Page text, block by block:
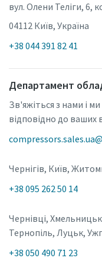
вул. Олени Теліги, 6,
04112 Київ, Україна
+38 044 391 82 41
Департамент
Зв'яжіться з нами і
відповідно до
Чернігів, Київ,
+38 095 262 50 14
Чернівці,
Тернопіль, Луцьк,
+38 050 490 71 23